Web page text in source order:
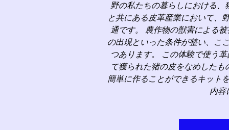
野の私たちの暮らしにおける
と共にある皮革産業において、
通です。 農作物の獣害による
の出現といった条件が整い、こ
つあります。 この体験で使う
て獲られた猪の皮をなめした
簡単に作ることができるキット
内容